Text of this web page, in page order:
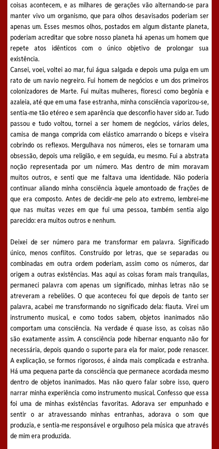
coisas acontecem, e as milhares de gerações vão alternando-se para
manter vivo um organismo, que para olhos desavisados poderiam ser
apenas um. Esses mesmos olhos, postados em algum distante planeta,
poderiam acreditar que sobre nosso planeta há apenas um homem que
repete atos idênticos com o único objetivo de prolongar sua
existência.
Cansei, voei, voltei ao mar, fui água salgada e depois uma pulga em um
rato de um navio negreiro. Fui homem de negócios e um dos primeiros
colonizadores de Marte. Fui muitas mulheres, floresci como begônia e
azaleia, até que em uma fase estranha, minha consciência vaporizou-se,
sentia-me tão etéreo e sem aparência que desconfio haver sido ar. Tudo
passou e tudo voltou, tornei a ser homem de negócios, vários deles,
camisa de manga comprida com elástico amarrando o bíceps e viseira
cobrindo os reflexos. Mergulhava nos números, eles se tornaram uma
obsessão, depois uma religião, e em seguida, eu mesmo. Fui a abstrata
noção representada por um número. Mas dentro de mim moravam
muitos outros, e senti que me faltava uma identidade. Não poderia
continuar aliando minha consciência àquele amontoado de frações de
que era composto. Antes de decidir-me pelo ato extremo, lembrei-me
que nas muitas vezes em que fui uma pessoa, também sentia algo
parecido: era muitos outros e nenhum.
Deixei de ser número para me transformar em palavra. Significado
único, menos conflitos. Construído por letras, que se separadas ou
combinadas em outra ordem poderiam, assim como os números, dar
origem a outras existências. Mas aqui as coisas foram mais tranquilas,
permaneci palavra com apenas um significado, minhas letras não se
atreveram a rebeliões. O que aconteceu foi que depois de tanto ser
palavra, acabei me transformando no significado dela: flauta. Virei um
instrumento musical, e como todos sabem, objetos inanimados não
comportam uma consciência. Na verdade é quase isso, as coisas não
são exatamente assim. A consciência pode hibernar enquanto não for
necessária, depois quando o suporte para ela for maior, pode renascer.
A explicação, se formos rigorosos, é ainda mais complicada e estranha.
Há uma pequena parte da consciência que permanece acordada mesmo
dentro de objetos inanimados. Mas não quero falar sobre isso, quero
narrar minha experiência como instrumento musical. Confesso que essa
foi uma de minhas existências favoritas. Adorava ser empunhado e
sentir o ar atravessando minhas entranhas, adorava o som que
produzia, e sentia-me responsável e orgulhoso pela música que através
de mim era produzida.